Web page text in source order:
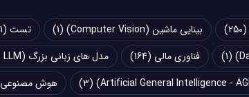
(250) بینایی ماشین (Computer Vision) (1) تست (1)
(1) فناوری مالی (164) مدل های زبانی بزرگ (Large Language Models - LLM)
(3) هوش مصنوعی